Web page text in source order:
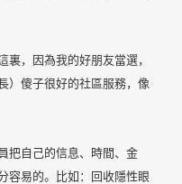
，因為我的好朋友當選，
）傻子很好的社區服務，像
把自己的信息、時間、金
容易的。比如：回收隱性眼